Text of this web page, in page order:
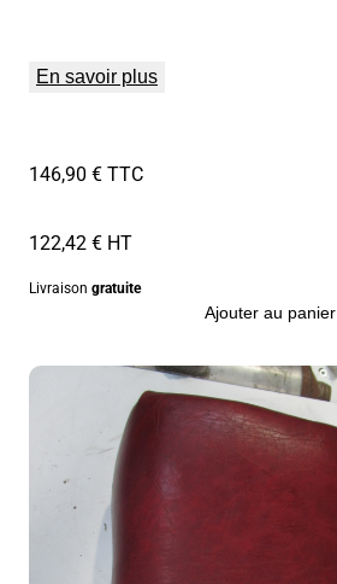
En savoir plus
146,90 € TTC
122,42 € HT
Livraison gratuite
Ajouter au panier